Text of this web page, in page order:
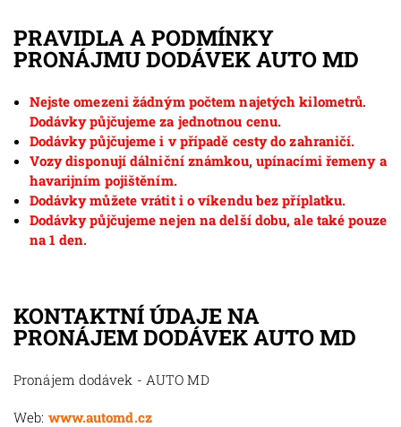
PRAVIDLA A PODMÍNKY
PRONÁJMU DODÁVEK AUTO MD
Nejste omezeni žádným počtem najetých kilometrů.
Dodávky půjčujeme za jednotnou cenu.
Dodávky půjčujeme i v případě cesty do zahraničí.
Vozy disponují dálniční známkou, upínacími řemeny a
havarijním pojištěním.
Dodávky můžete vrátit i o víkendu bez příplatku.
Dodávky půjčujeme nejen na delší dobu, ale také pouze
na 1 den.
KONTAKTNÍ ÚDAJE NA
PRONÁJEM DODÁVEK AUTO MD
Pronájem dodávek - AUTO MD
Web: www.automd.cz